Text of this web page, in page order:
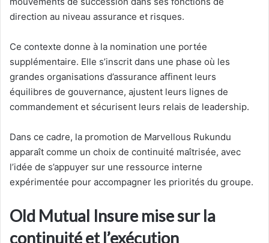
direction au niveau assurance et risques.
Ce contexte donne à la nomination une portée
supplémentaire. Elle s’inscrit dans une phase où les
grandes organisations d’assurance affinent leurs
équilibres de gouvernance, ajustent leurs lignes de
commandement et sécurisent leurs relais de leadership.
Dans ce cadre, la promotion de Marvellous Rukundu
apparaît comme un choix de continuité maîtrisée, avec
l’idée de s’appuyer sur une ressource interne
expérimentée pour accompagner les priorités du groupe.
Old Mutual Insure mise sur la
continuité et l’exécution